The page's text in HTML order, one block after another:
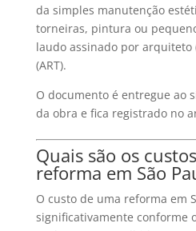
da simples manutenção
torneiras, pintura ou
laudo assinado por arquiteto
(ART).
O documento é entregue ao
da obra e fica registrado no
Quais são os
reforma em São
O custo de uma reforma em
significativamente conforme